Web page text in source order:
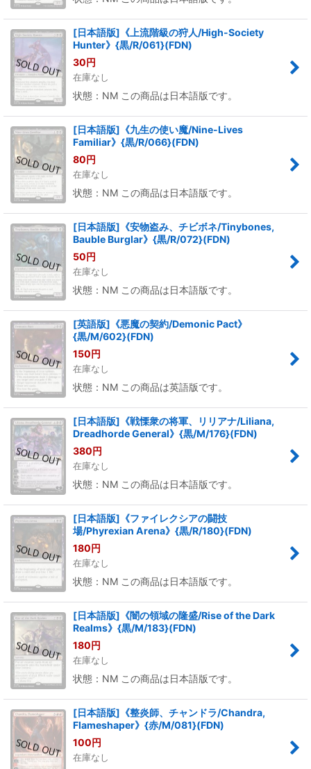
[日本語版]《上流階級の狩人/High-Society
Hunter》{黒/R/061}(FDN)
30円
在庫なし
状態：NM この商品は日本語版です。
[日本語版]《九生の使い魔/Nine-Lives
Familiar》{黒/R/066}(FDN)
80円
在庫なし
状態：NM この商品は日本語版です。
[日本語版]《安物盗み、チビボネ/Tinybones,
Bauble Burglar》{黒/R/072}(FDN)
50円
在庫なし
状態：NM この商品は日本語版です。
[英語版]《悪魔の契約/Demonic Pact》
{黒/M/602}(FDN)
150円
在庫なし
状態：NM この商品は英語版です。
[日本語版]《戦慄衆の将軍、リリアナ/Liliana,
Dreadhorde General》{黒/M/176}(FDN)
380円
在庫なし
状態：NM この商品は日本語版です。
[日本語版]《ファイレクシアの闘技
場/Phyrexian Arena》{黒/R/180}(FDN)
180円
在庫なし
状態：NM この商品は日本語版です。
[日本語版]《闇の領域の隆盛/Rise of the Dark
Realms》{黒/M/183}(FDN)
180円
在庫なし
状態：NM この商品は日本語版です。
[日本語版]《整炎師、チャンドラ/Chandra,
Flameshaper》{赤/M/081}(FDN)
100円
在庫なし